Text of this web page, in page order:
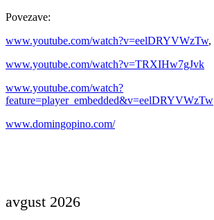
Povezave:
www.youtube.com/watch?v=eelDRYVWzTw,
www.youtube.com/watch?v=TRXIHw7gJvk
www.youtube.com/watch?
feature=player_embedded&v=eelDRYVWzTw
www.domingopino.com/
avgust 2026